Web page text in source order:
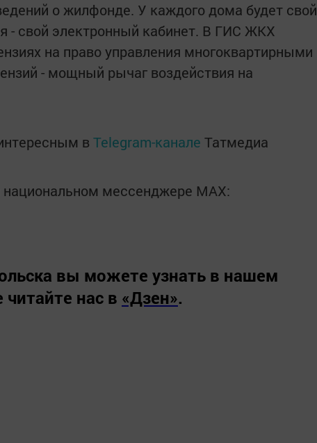
о жилфонде. У каждого дома будет свой
- свой электронный кабинет. В ГИС ЖКХ
на право управления многоквартирными
- мощный рычаг воздействия на
в Telegram-канале Татмедиа
национальном мессенджере MАХ:
вы можете узнать в нашем
нас в «Дзен».